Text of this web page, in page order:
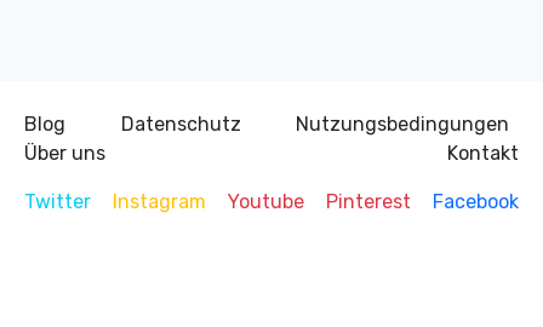
Blog Datenschutz
Nutzungsbedingungen
Über uns
Kontakt
Twitter Instagram Youtube Pinterest Facebook